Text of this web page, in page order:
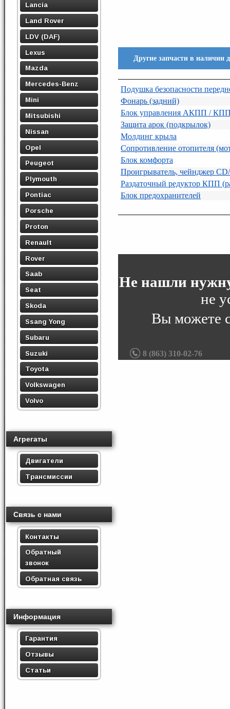
Lancia
Land Rover
LDV (DAF)
Lexus
Mazda
Mercedes-Benz
Mini
Mitsubishi
Nissan
Opel
Peugeot
Plymouth
Pontiac
Porsche
Proton
Renault
Rover
Saab
Seat
Skoda
Ssang Yong
Subaru
Suzuki
Toyota
Volkswagen
Volvo
Агрегаты
Двигатели
Трансмиссии
Связь с нами
Контакты
Обратный
звонок
Обратная связь
Информация
Гарантия
Отзывы
Статьи
Другие запчасти в наличии
Подушка безопасности
Фонарь (задний)
Блок управления АКПП /
Защита арок (подкрылок)
Молдинг крыла
Сопротивление отопителя
Блок комфорта
Проигрыватель, чейнджер
Раздаточный редуктор КПП
Блок предохранителей
Не нашли
не
Вы можете
8 (863) 310-02-76